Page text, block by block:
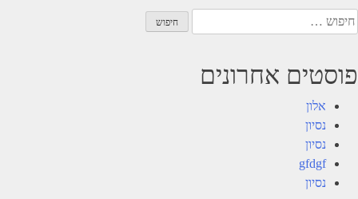
חיפוש:
פוסטים אחרונים
אלון
נסיון
נסיון
gfdgf
נסיון